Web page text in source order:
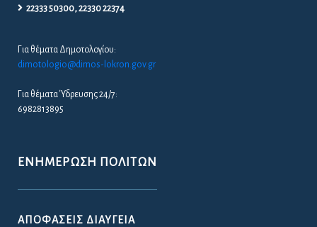
22333 50300, 22330 22374
Για θέματα Δημοτολογίου:
dimotologio@dimos-lokron.gov.gr
Για θέματα Ύδρευσης 24/7:
6982813895
ΕΝΗΜΈΡΩΣΗ ΠΟΛΙΤΏΝ
ΑΠΟΦΆΣΕΙΣ ΔΙΑΎΓΕΙΑ